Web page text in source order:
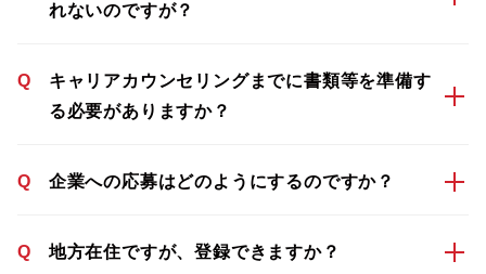
れないのですが？
Q
キャリアカウンセリングまでに書類等を準備す
る必要がありますか？
Q 企業への応募はどのようにするのですか？
Q 地方在住ですが、登録できますか？